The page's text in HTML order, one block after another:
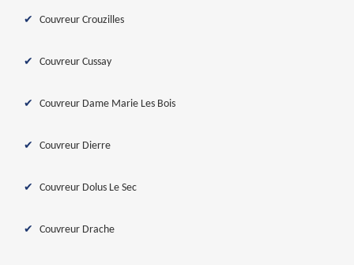
Couvreur Crouzilles
Couvreur Cussay
Couvreur Dame Marie Les Bois
Couvreur Dierre
Couvreur Dolus Le Sec
Couvreur Drache